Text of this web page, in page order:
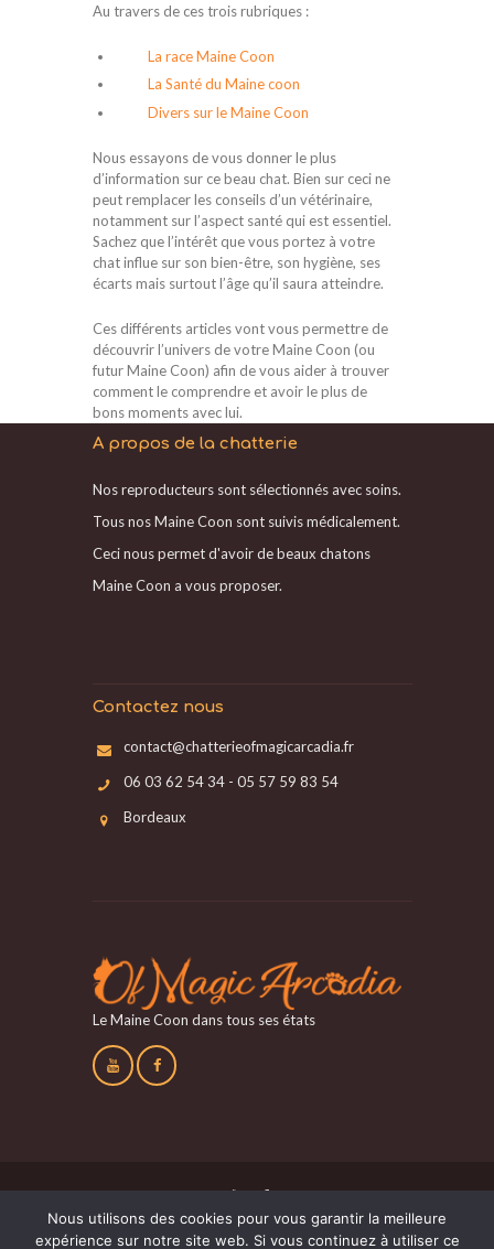
Au travers de ces trois rubriques :
La race Maine Coon
La Santé du Maine coon
Divers sur le Maine Coon
Nous essayons de vous donner le plus
d’information sur ce beau chat. Bien sur ceci ne
peut remplacer les conseils d’un vétérinaire,
notamment sur l’aspect santé qui est essentiel.
Sachez que l’intérêt que vous portez à votre
chat influe sur son bien-être, son hygiène, ses
écarts mais surtout l’âge qu’il saura atteindre.
Ces différents articles vont vous permettre de
découvrir l’univers de votre Maine Coon (ou
futur Maine Coon) afin de vous aider à trouver
comment le comprendre et avoir le plus de
bons moments avec lui.
A propos de la chatterie
Nos reproducteurs sont sélectionnés avec soins.
Tous nos Maine Coon sont suivis médicalement.
Ceci nous permet d'avoir de beaux chatons
Maine Coon a vous proposer.
Contactez nous
contact@chatterieofmagicarcadia.fr
06 03 62 54 34 - 05 57 59 83 54
Bordeaux
Le Maine Coon dans tous ses états
N° SIRET:750 389 306 00010 et N°CETAC : C-
Nous utilisons des cookies pour vous garantir la meilleure
expérience sur notre site web. Si vous continuez à utiliser ce